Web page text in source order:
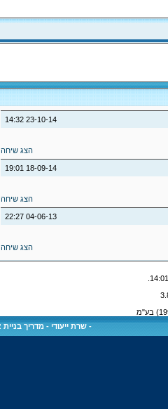
23-10-14
14:32
הצג שיחה
18-09-14
19:01
הצג שיחה
04-06-13
22:27
הצג שיחה
14:01
- שרת ייעודי - מדריך